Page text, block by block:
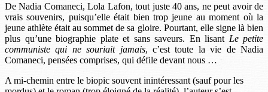
De Nadia Comaneci, Lola Lafon, tout juste 40 ans, ne peut avoir de
vrais souvenirs, puisqu’elle était bien trop jeune au moment où la
jeune athlète était au sommet de sa gloire. Pourtant, elle signe là bien
plus qu’une biographie plate et sans saveurs. En lisant Le petite
communiste qui ne souriait jamais, c’est toute la vie de Nadia
Comaneci, pensées comprises, qui défile devant nous …
A mi-chemin entre le biopic souvent inintéressant (sauf pour les